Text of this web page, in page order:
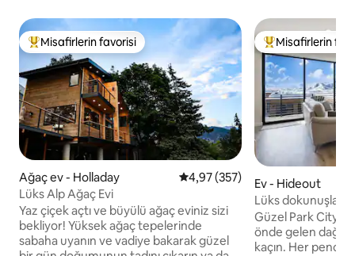
Misafirlerin favorilerinden en beğenilenler arasında
Misafirlerin favorisi
Ağaç ev - Holladay 5 üzerinden ortalama 4,97
4,97 (357)
Lüks Alp Ağaç Evi
Yaz çiçek açtı ve büyülü ağaç eviniz sizi
bekliyor! Yüksek ağaç tepelerinde
sabaha uyanın ve vadiye bakarak güzel
Misafirlerin
Misafirlerin
Ev - Hideout
Lüks dokunuşlar
manzaraları
Güzel Park City
önde gelen
kaçın. Her